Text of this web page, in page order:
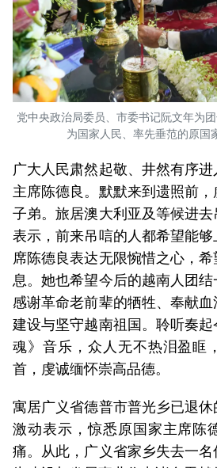
党中央政治局委员、市委书记阮文年为
为国家人民、率先垂范的原国
广大人民肃然起敬、井然有序
主席陈德良。默默来到遗照前
子弟。旅居澳大利亚及等候进
表示，前来吊唁的人都希望能
席陈德良表达无限惋惜之心，
息。她也希望今后的越南人团结
感谢革命老前辈的牺牲、奉献
建设与坚守越南祖国。聆听奏
魂》音乐，众人无不热泪盈眶
首，虔诚缅怀崇高品德。
寓居广义省德普市普光乡已退
激动表示，惊悉原国家主席陈
痛。从此，广义省家乡失去一